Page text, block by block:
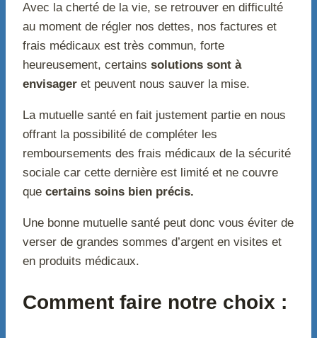
Avec la cherté de la vie, se retrouver en difficulté
au moment de régler nos dettes, nos factures et
frais médicaux est très commun, forte
heureusement, certains solutions sont à
envisager et peuvent nous sauver la mise.
La mutuelle santé en fait justement partie en nous
offrant la possibilité de compléter les
remboursements des frais médicaux de la sécurité
sociale car cette dernière est limité et ne couvre
que certains soins bien précis.
Une bonne mutuelle santé peut donc vous éviter de
verser de grandes sommes d’argent en visites et
en produits médicaux.
Comment faire notre choix :